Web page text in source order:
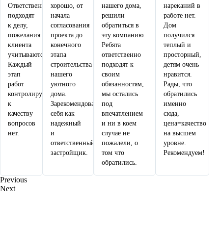
Ответственно
подходят
к делу,
пожелания
клиента
учитываются.
Каждый
этап
работ
контролируется,
к
качеству
вопросов
нет.
хорошо, от
начала
согласования
проекта до
конечного
этапа
строительства
нашего
уютного
дома.
Зарекомендовали
себя как
надежный
и
ответственный
застройщик.
нашего дома,
решили
обратиться в
эту компанию.
Ребята
ответственно
подходят к
своим
обязанностям,
мы остались
под
впечатлением
и ни в коем
случае не
пожалели, о
том что
обратились.
нареканий в
работе нет.
Дом
получился
теплый и
просторный,
детям очень
нравится.
Рады, что
обратились
именно
сюда,
цена=качество
на высшем
уровне.
Рекомендуем!
Previous
Next